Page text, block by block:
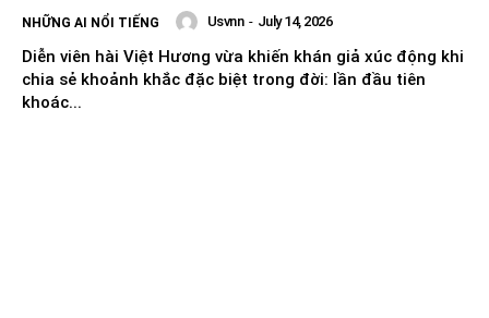
NHỮNG AI NỔI TIẾNG Usvnn - July 14, 2026
Diễn viên hài Việt Hương vừa khiến khán giả xúc động khi
chia sẻ khoảnh khắc đặc biệt trong đời: lần đầu tiên
khoác...